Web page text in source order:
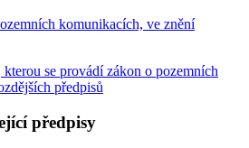
komunikacích, ve znění
se provádí zákon o pozemních
předpisů
předpisy